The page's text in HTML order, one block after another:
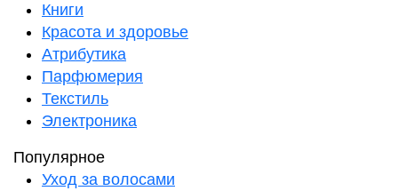
Книги
Красота и здоровье
Атрибутика
Парфюмерия
Текстиль
Электроника
Популярное
Уход за волосами